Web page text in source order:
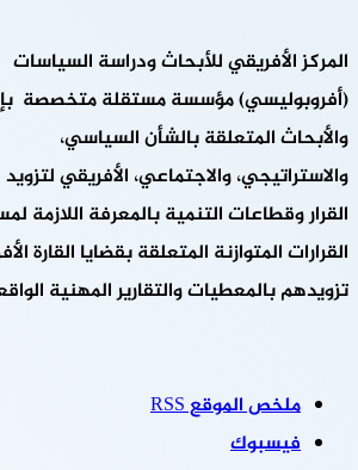
المركز الأفريقي للأبحاث ودراسة السياسات
(أفروبوليسي) مؤسسة مستقلة متخصصة
والأبحاث المتعلقة بالشأن السياسي،
والاستراتيجي، والاجتماعي، الأفريقي
القرار وقطاعات التنمية بالمعرفة اللازمة
القرارات المتوازنة المتعلقة بقضايا القارة
تزويدهم بالمعطيات والتقارير المهنية
ملخص الموقع RSS
فيسبوك